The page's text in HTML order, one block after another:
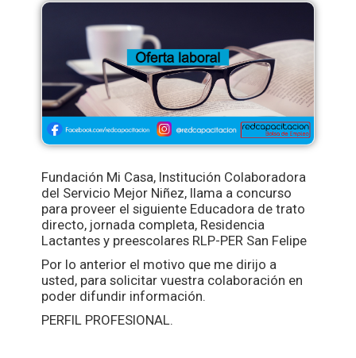
Fundación Mi Casa, Institución Colaboradora
del Servicio Mejor Niñez, llama a concurso
para proveer el siguiente Educadora de trato
directo, jornada completa, Residencia
Lactantes y preescolares RLP-PER San Felipe
Por lo anterior el motivo que me dirijo a
usted, para solicitar vuestra colaboración en
poder difundir información.
PERFIL PROFESIONAL.